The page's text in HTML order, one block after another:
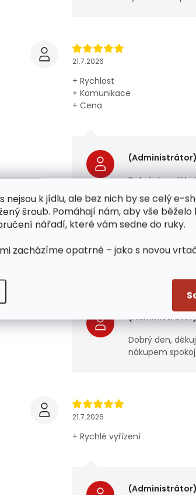
nejsou k jídlu, ale bez nich by se celý e-
šroub. Pomáhají nám, aby vše běželo
nářadí, které vám sedne do ruky.
zacházíme opatrně – jako s novou
21.7.2026
+ Rychlost
+ Komunikace
+ Cena
(Administrátor)
Dobrý den,
Tým Jipos
21.7.2026
Dobrý den,
nákupem
21.7.2026
+ Rychlé vyřízení
(Administrátor)